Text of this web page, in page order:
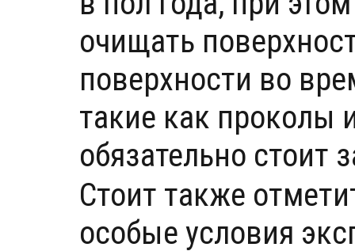
очищать
поверхности во
такие как проколы
обязательно стоит
Стоит также
особые условия